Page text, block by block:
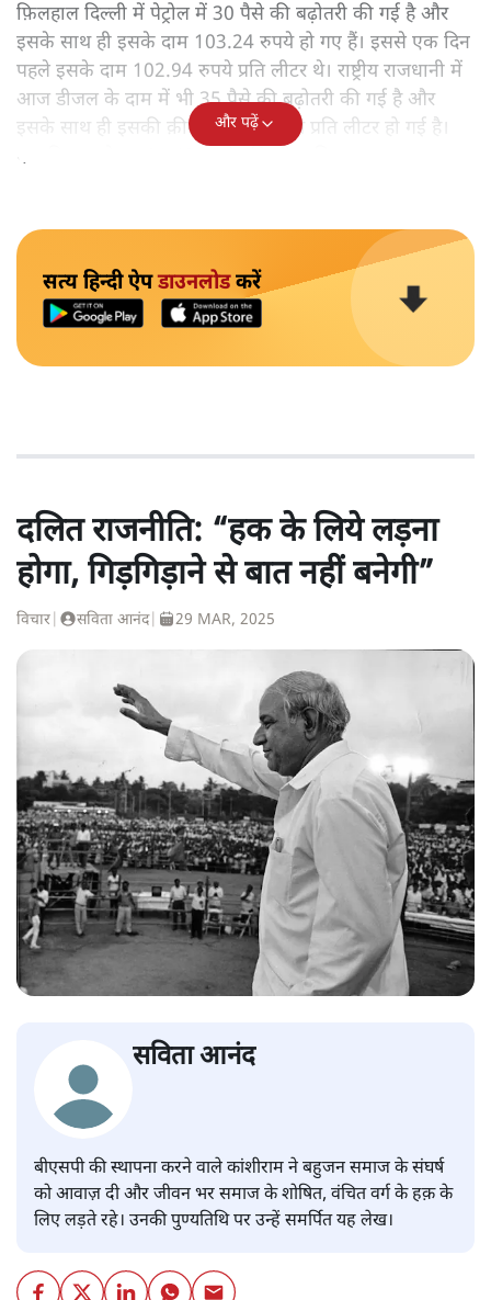
फ़िलहाल दिल्ली में पेट्रोल में 30 पैसे की बढ़ोतरी की गई है और
इसके साथ ही इसके दाम 103.24 रुपये हो गए हैं। इससे एक दिन
पहले इसके दाम 102.94 रुपये प्रति लीटर थे। राष्ट्रीय राजधानी में
आज डीजल के दाम में भी 35 पैसे की बढ़ोतरी की गई है और
इसके साथ ही इसकी क़ीमत 91.77 रुपये प्रति लीटर हो गई है।
एक दिन पहले यह 91.42 रुपये प्रति लीटर बिक रहा था।
और पढ़ें
सत्य हिन्दी ऐपडाउनलोडकरें
दलित राजनीति: “हक के लिये लड़ना
होगा, गिड़गिड़ाने से बात नहीं बनेगी”
विचार सविता आनंद| 29 MAR, 2025
सविता आनंद
बीएसपी की स्थापना करने वाले कांशीराम ने बहुजन समाज के संघर्ष
को आवाज़ दी और जीवन भर समाज के शोषित, वंचित वर्ग के हक़ के
लिए लड़ते रहे। उनकी पुण्यतिथि पर उन्हें समर्पित यह लेख।